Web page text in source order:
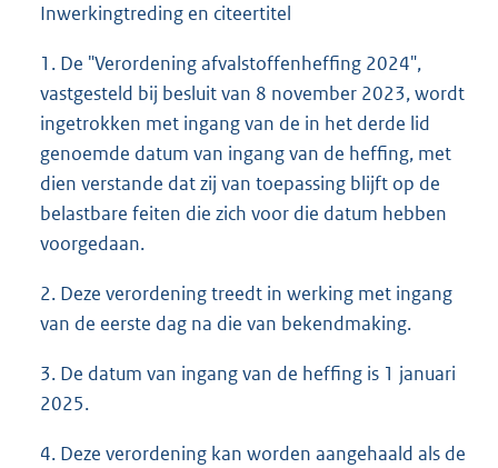
Inwerkingtreding en citeertitel
1. De "Verordening afvalstoffenheffing 2024",
vastgesteld bij besluit van 8 november 2023, wordt
ingetrokken met ingang van de in het derde lid
genoemde datum van ingang van de heffing, met
dien verstande dat zij van toepassing blijft op de
belastbare feiten die zich voor die datum hebben
voorgedaan.
2. Deze verordening treedt in werking met ingang
van de eerste dag na die van bekendmaking.
3. De datum van ingang van de heffing is 1 januari
2025.
4. Deze verordening kan worden aangehaald als de